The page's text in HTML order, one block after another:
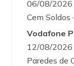
06/08/
Cem Soldos
Vodafone
12/08/
Paredes de